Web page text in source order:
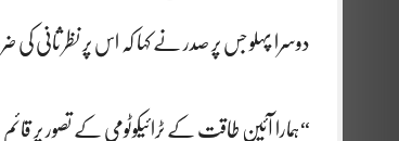
دوسرا پہلو جس پر صدر نے کہا کہ اس پر نظر ثانی
“ہمارا آئین طاقت کے ٹرائیکوٹومی کے تصور پر